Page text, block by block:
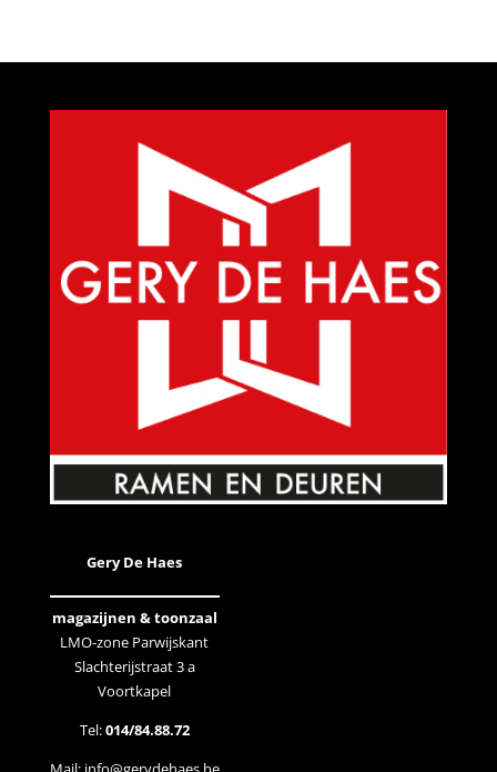
Gery De Haes
magazijnen & toonzaal
LMO-zone Parwijskant
Slachterijstraat 3 a
Voortkapel
Tel:014/84.88.72